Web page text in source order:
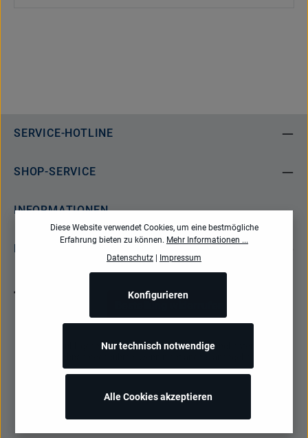
SERVICE-HOTLINE
SHOP-SERVICE
INFORMATIONEN
Alle Preise inkl. gesetzl. Mehrwertsteuer zzgl.Versandkosten
Diese Website verwendet Cookies, um eine bestmögliche
Erfahrung bieten zu können. Mehr Informationen ...
Datenschutz
Impressum
Nur technisch notwendige
Konfigurieren
Alle Cookies akzeptieren